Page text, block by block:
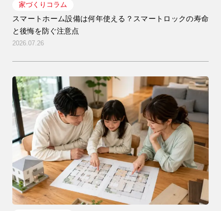
家づくりコラム
スマートホーム設備は何年使える？スマートロックの寿命
と後悔を防ぐ注意点
2026.07.26